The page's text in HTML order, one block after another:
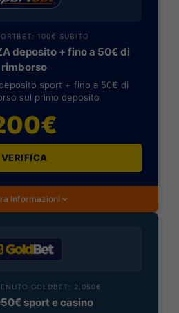
100€ SUBITO
deposito + fino a 50€ di
rimborso
sport + fino a 50€ di
sul primo deposito
VERIFICA
Informazioni
GOLDBET: 2.050€
sport e casino